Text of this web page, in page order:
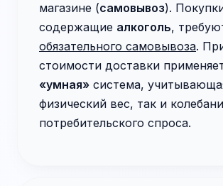
магазине (самовывоз).
содержащие алкоголь,
обязательного самовывоза.
стоимости доставки
«умная» система,
физический вес, так и
потребительского спроса.